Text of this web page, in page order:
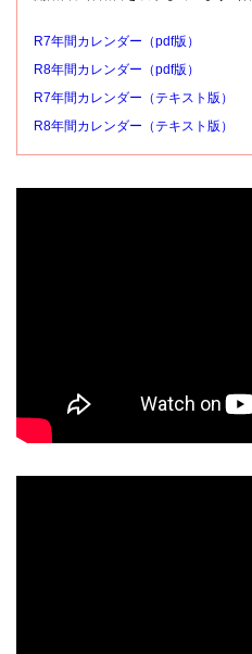
R7年間カレンダー（pdf版）
R8年間カレンダー（pdf版）
R7年間カレンダー（テキスト版）
R8年間カレンダー（テキスト版）